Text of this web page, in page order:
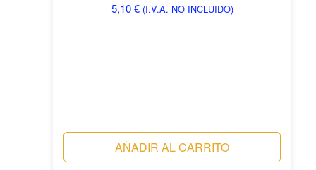
5,10€ (I.V.A. NO INCLUIDO)
AÑADIR AL CARRITO